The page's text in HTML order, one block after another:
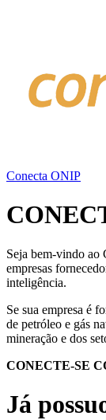
Conecta ONIP
Seja bem-vindo ao
empresas
inteligência.
Se sua empresa é
de petróleo e gás
mineração e dos
CONECTE-SE
Já